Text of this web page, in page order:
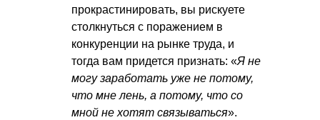
прокрастинировать, вы рискуете
столкнуться с поражением в
конкуренции на рынке труда, и
тогда вам придется признать: «Я не
могу заработать уже не потому,
что мне лень, а потому, что со
мной не хотят связываться».